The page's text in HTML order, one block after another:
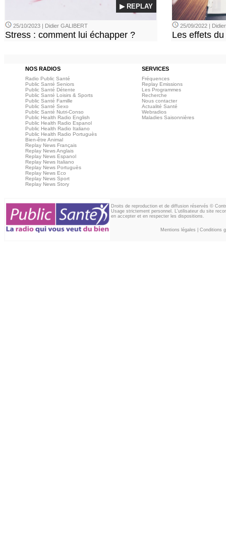
▶ REPLAY
25/10/2023 | Didier GALIBERT
Stress : comment lui échapper ?
25/09/2022 |
Les effets
NOS RADIOS SERVICES
Radio Public Santé
Public Santé Seniors
Public Santé Détente
Public Santé Loisirs & Sports
Public Santé Famille
Public Santé Sexo
Public Santé Nutri-Conso
Public Health Radio English
Public Health Radio Espanol
Public Health Radio Italiano
Public Health Radio Portuguès
Bien-être Animal
Replay News Français
Replay News Anglais
Replay News Espanol
Replay News Italiano
Replay News Portuguès
Replay News Eco
Replay News Sport
Replay News Story
Fréquences
Replay Emissions
Les Programmes
Recherche
Nous contacter
Actualité Santé
Webradios
Maladies Saisonnières
Droits de reproduction et de diffusion réservés ©
Usage strictement personnel. L'utilisateur du site
en accepter et en respecter les dispositions.
Mentions légales Conditions